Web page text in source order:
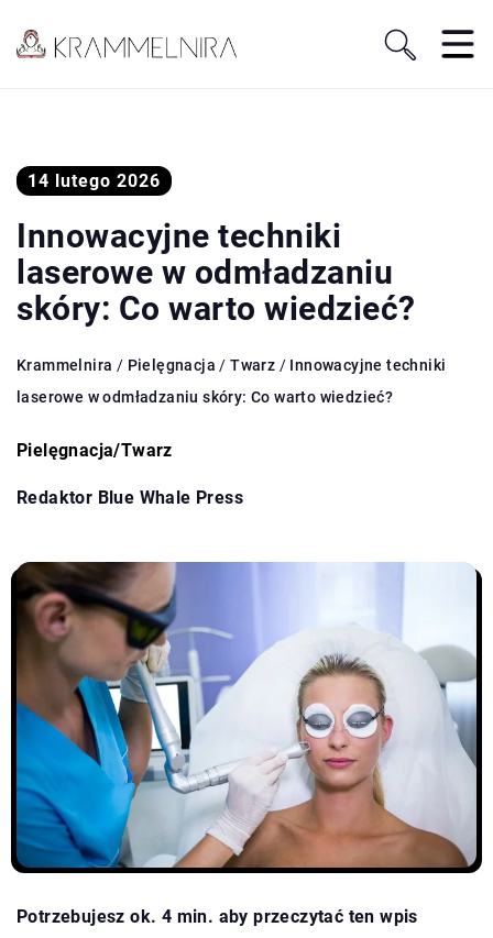
14 lutego 2026
Innowacyjne techniki
laserowe w odmładzaniu
skóry: Co warto wiedzieć?
Krammelnira / Pielęgnacja /Twarz / Innowacyjne techniki
laserowe w odmładzaniu skóry: Co warto wiedzieć?
Pielęgnacja/Twarz
Redaktor Blue Whale Press
Potrzebujesz ok. 4 min. aby przeczytać ten wpis